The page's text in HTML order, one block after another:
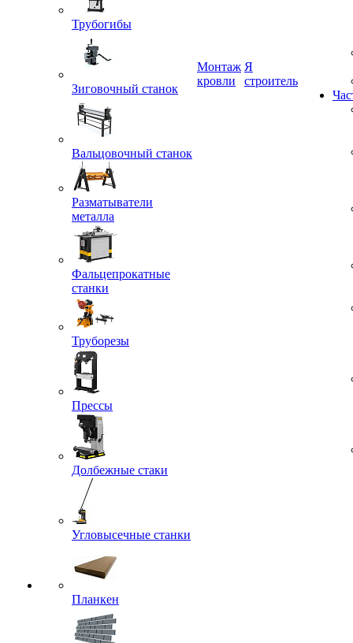
Трубогибы
Зиговочный станок
Вальцовочный станок
Разматыватели
металла
Фальцепрокатные
станки
Труборезы
Прессы
Долбежные стаки
Угловысечные станки
Планкен
Монтаж
кровли
Я
строитель